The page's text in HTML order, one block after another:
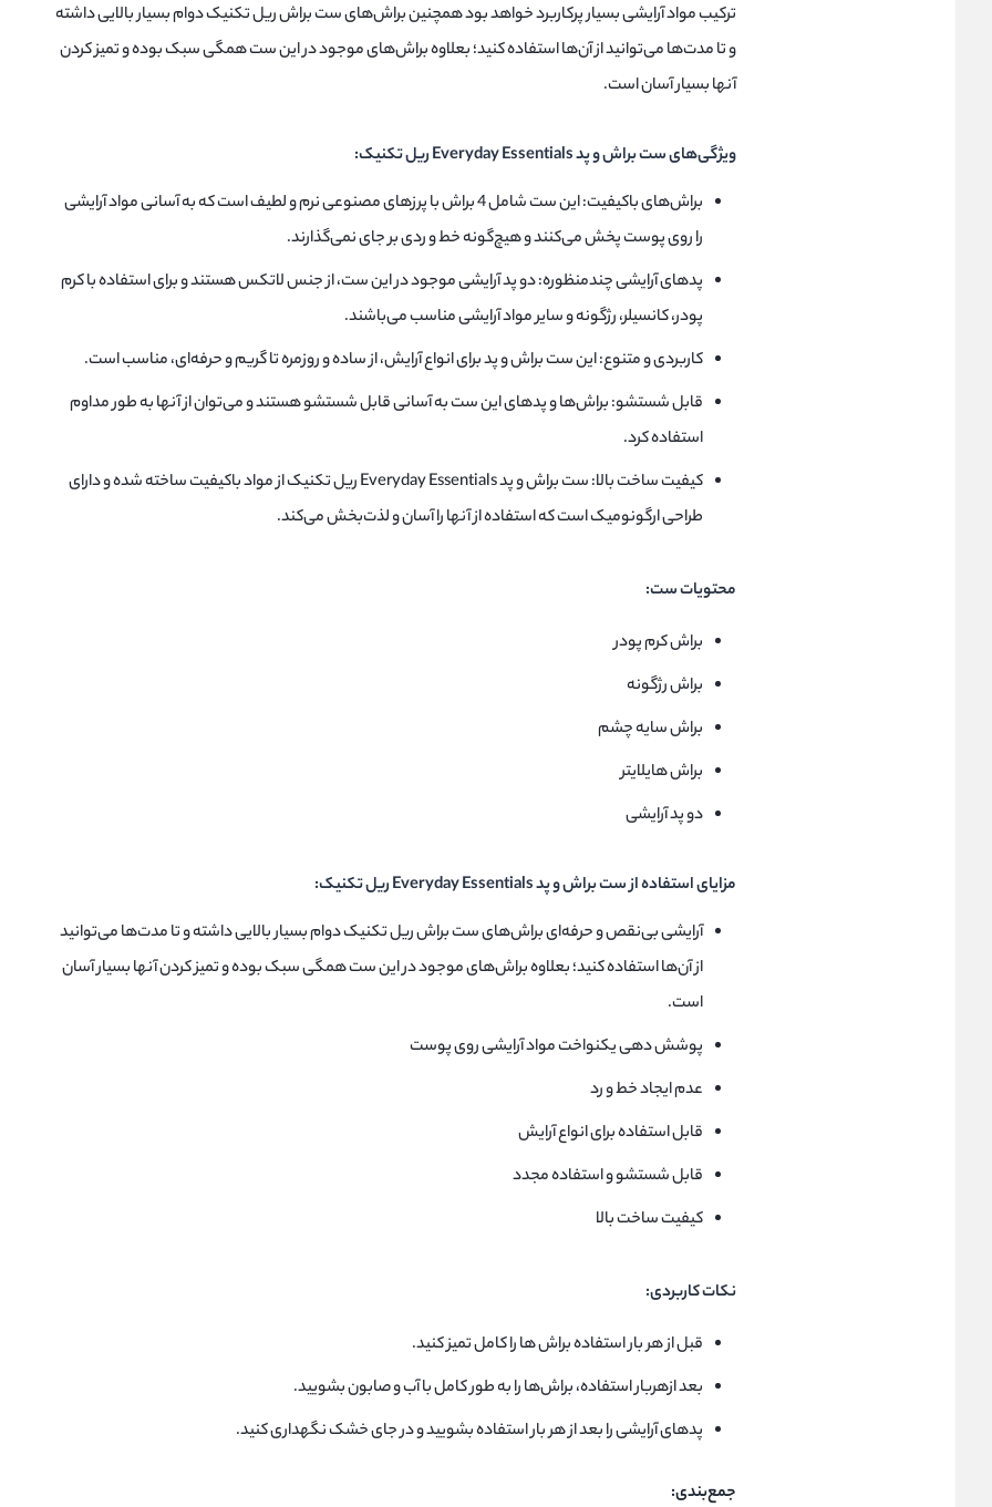
ترکیب مواد آرایشی بسیار پرکاربرد خواهد بود همچنین براش‌های ست براش ریل تکنیک دوام بسیار بالایی داشته
و تا مدت‌ها می‌توانید از آن‌ها استفاده کنید؛ بعلاوه براش‌های موجود در این ست همگی سبک بوده و تمیز کردن
آنها بسیار آسان است.
ویژگی‌های ست براش و پد Everyday Essentials ریل تکنیک:
براش‌های باکیفیت: این ست شامل 4 براش با پرزهای مصنوعی نرم و لطیف است که به آسانی مواد آرایشی
را روی پوست پخش می‌کنند و هیچ‌گونه خط و ردی بر جای نمی‌گذارند.
پدهای آرایشی چندمنظوره: دو پد آرایشی موجود در این ست، از جنس لاتکس هستند و برای استفاده با کرم
پودر، کانسیلر، رژگونه و سایر مواد آرایشی مناسب می‌باشند.
کاربردی و متنوع: این ست براش و پد برای انواع آرایش، از ساده و روزمره تا گریم و حرفه‌ای، مناسب است.
قابل شستشو: براش‌ها و پدهای این ست به آسانی قابل شستشو هستند و می‌توان از آنها به طور مداوم
استفاده کرد.
کیفیت ساخت بالا: ست براش و پد Everyday Essentials ریل تکنیک از مواد باکیفیت ساخته شده و دارای
طراحی ارگونومیک است که استفاده از آنها را آسان و لذت‌بخش می‌کند.
محتویات ست:
براش کرم پودر
براش رژگونه
براش سایه چشم
براش هایلایتر
دو پد آرایشی
مزایای استفاده از ست براش و پد Everyday Essentials ریل تکنیک:
آرایشی بی‌نقص و حرفه‌ای براش‌های ست براش ریل تکنیک دوام بسیار بالایی داشته و تا مدت‌ها می‌توانید
از آن‌ها استفاده کنید؛ بعلاوه براش‌های موجود در این ست همگی سبک بوده و تمیز کردن آنها بسیار آسان
است.
پوشش دهی یکنواخت مواد آرایشی روی پوست
عدم ایجاد خط و رد
قابل استفاده برای انواع آرایش
قابل شستشو و استفاده مجدد
کیفیت ساخت بالا
نکات کاربردی:
قبل از هر بار استفاده براش ها را کامل تمیز کنید.
بعد ازهربار استفاده، براش‌ها را به طور کامل با آب و صابون بشویید.
پدهای آرایشی را بعد از هر بار استفاده بشویید و در جای خشک نگهداری کنید.
جمع‌بندی: